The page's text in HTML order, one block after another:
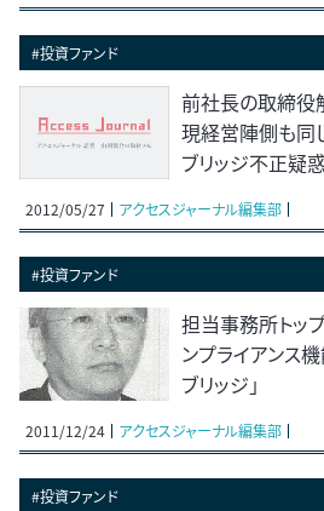
#投資ファンド
前社長の取締役
現経営陣側も同
ブリッジ不正疑
2012/05/27 アクセスジャーナル編集部
#投資ファンド
担当事務所ト
ンプライアンス
ブリッジ」
2011/12/24 アクセスジャーナル編集部
#投資ファンド